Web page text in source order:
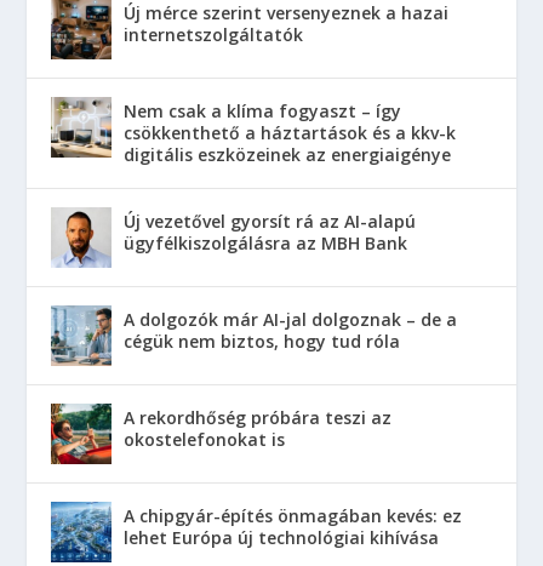
Új mérce szerint versenyeznek a hazai
internetszolgáltatók
Nem csak a klíma fogyaszt – így
csökkenthető a háztartások és a kkv-k
digitális eszközeinek az energiaigénye
Új vezetővel gyorsít rá az AI-alapú
ügyfélkiszolgálásra az MBH Bank
A dolgozók már AI-jal dolgoznak – de a
cégük nem biztos, hogy tud róla
A rekordhőség próbára teszi az
okostelefonokat is
A chipgyár-építés önmagában kevés: ez
lehet Európa új technológiai kihívása